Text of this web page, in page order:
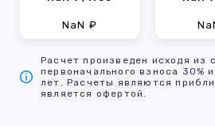
NaN ₽
Расчет произведен исходя из
первоначального взноса 30%
лет. Расчеты являются
является офертой.